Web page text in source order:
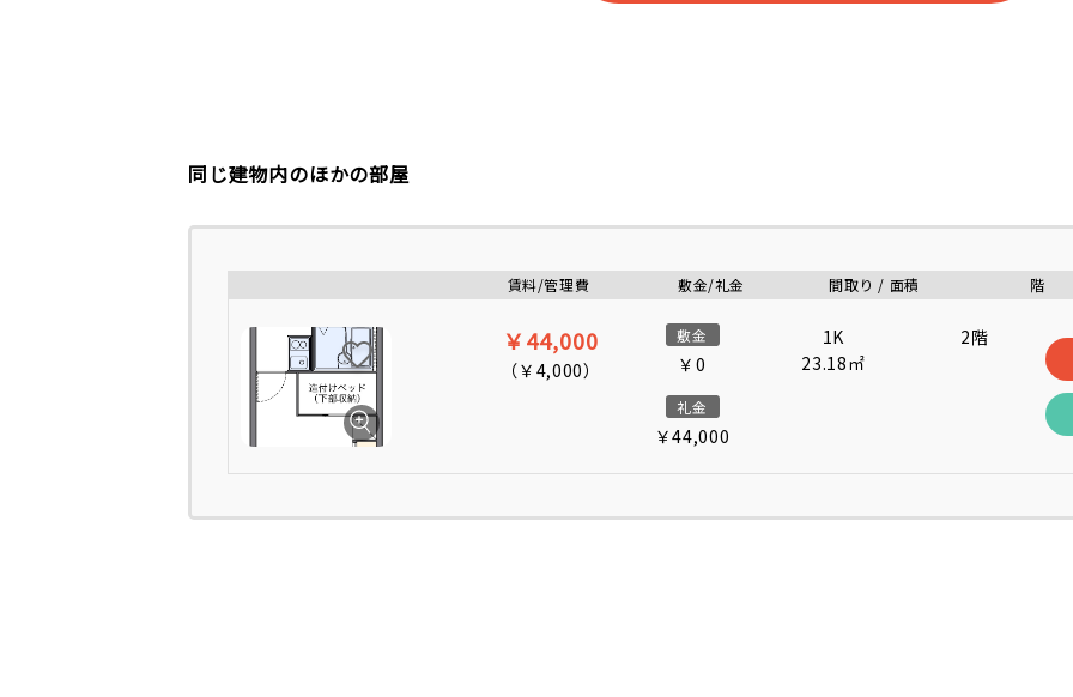
同じ建物内のほかの部屋
賃料/管理費 敷金/礼金 間取り / 面積 階
￥44,000
（￥4,000）
敷金
￥0
礼金
￥44,000
1K
23.18㎡
2階